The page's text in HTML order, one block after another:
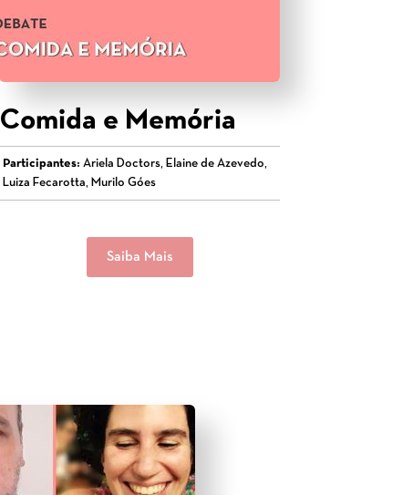
Comida e Memória
Participantes: Ariela Doctors, Elaine de Azevedo,
Luiza Fecarotta, Murilo Góes
Saiba Mais